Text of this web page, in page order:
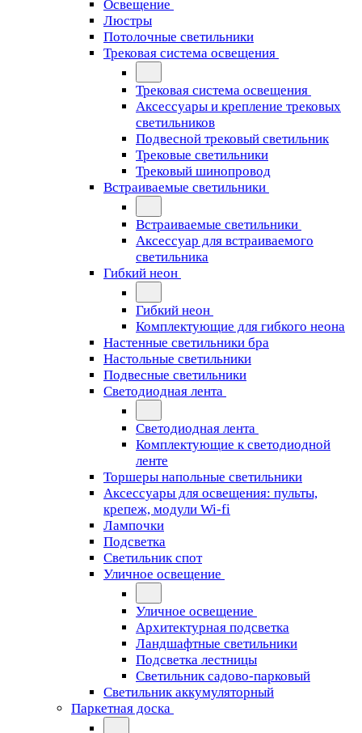
Освещение
Люстры
Потолочные светильники
Трековая система освещения
Трековая система освещения
Аксессуары и крепление трековых
светильников
Подвесной трековый светильник
Трековые светильники
Трековый шинопровод
Встраиваемые светильники
Встраиваемые светильники
Аксессуар для встраиваемого
светильника
Гибкий неон
Гибкий неон
Комплектующие для гибкого неона
Настенные светильники бра
Настольные светильники
Подвесные светильники
Светодиодная лента
Светодиодная лента
Комплектующие к светодиодной
ленте
Торшеры напольные светильники
Аксессуары для освещения: пульты,
крепеж, модули Wi-fi
Лампочки
Подсветка
Светильник спот
Уличное освещение
Уличное освещение
Архитектурная подсветка
Ландшафтные светильники
Подсветка лестницы
Светильник садово-парковый
Светильник аккумуляторный
Паркетная доска